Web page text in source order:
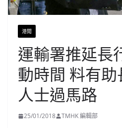
港聞
運輸署推延長
動時間 料有
人士過馬路
25/01/2018 TMHK 編輯部